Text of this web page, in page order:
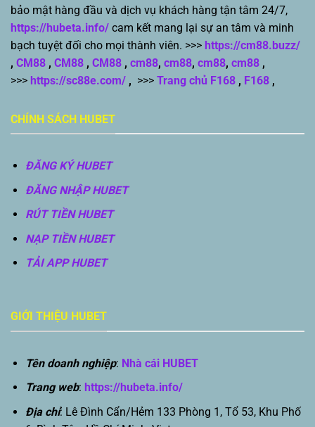
bảo mật hàng đầu và dịch vụ khách hàng tận tâm 24/7,
https://hubeta.info/ cam kết mang lại sự an tâm và minh
bạch tuyệt đối cho mọi thành viên. >>> https://cm88.buzz/
, CM88 , CM88 , CM88 , cm88, cm88, cm88, cm88 ,
>>> https://sc88e.com/ , >>> Trang chủ F168 , F168 ,
CHÍNH SÁCH HUBET
ĐĂNG KÝ HUBET
ĐĂNG NHẬP HUBET
RÚT TIỀN HUBET
NẠP TIỀN HUBET
TẢI APP HUBET
GIỚI THIỆU HUBET
Tên doanh nghiệp: Nhà cái HUBET
Trang web: https://hubeta.info/
Địa chỉ: Lê Đình Cẩn/Hẻm 133 Phòng 1, Tổ 53, Khu Phố